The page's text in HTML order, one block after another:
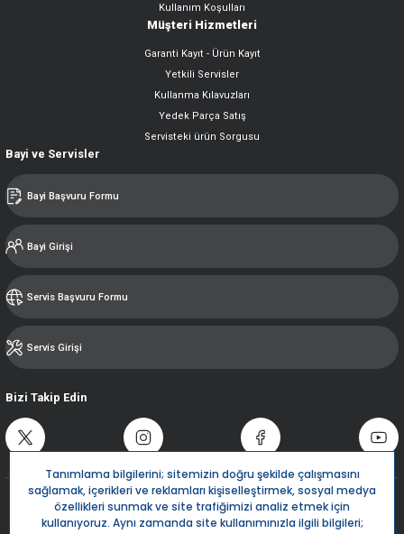
Kullanım Koşulları
Müşteri Hizmetleri
Garanti Kayıt - Ürün Kayıt
Yetkili Servisler
Kullanma Kılavuzları
Yedek Parça Satış
Servisteki ürün Sorgusu
Bayi ve Servisler
Bayi Başvuru Formu
Bayi Girişi
Servis Başvuru Formu
Servis Girişi
Bizi Takip Edin